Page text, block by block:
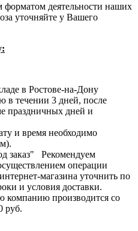
форматом деятельности наших
уточняйте у Вашего
в Ростове-на-Дону
в течении 3 дней, после
праздничных дней и
и время необходимо
заказ" Рекомендуем
операции
магазина уточнить по
и условия доставки.
компанию производится со
руб.